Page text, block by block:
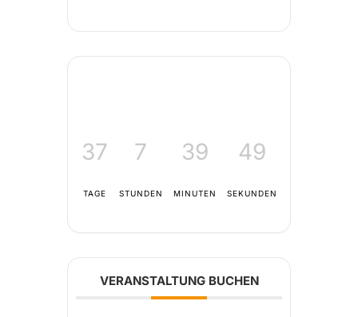
37
TAGE
7
STUNDEN
39
MINUTEN
48
SEKUNDEN
VERANSTALTUNG BUCHEN